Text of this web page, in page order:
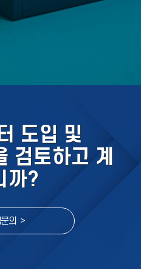
도입 및
검토하고 계
까?
문의 >